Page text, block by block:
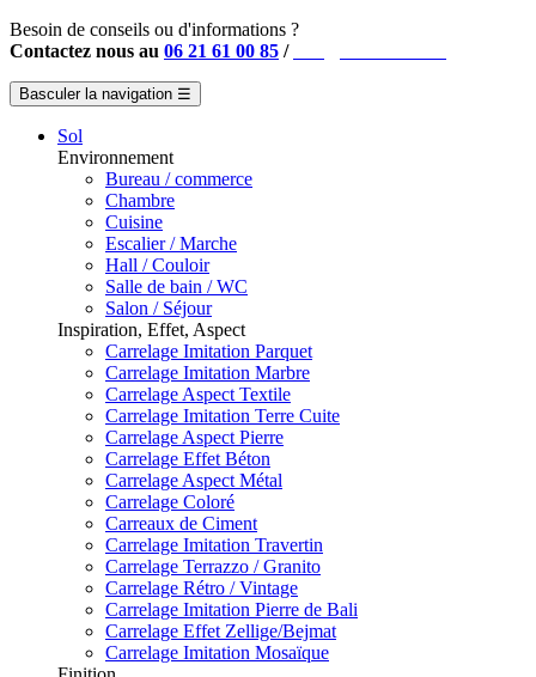
Besoin de conseils ou d'informations ?
Contactez nous au 06 21 61 00 85 /
Basculer la navigation ☰
Sol
Environnement
Bureau / commerce
Chambre
Cuisine
Escalier / Marche
Hall / Couloir
Salle de bain / WC
Salon / Séjour
Inspiration, Effet, Aspect
Carrelage Imitation Parquet
Carrelage Imitation Marbre
Carrelage Aspect Textile
Carrelage Imitation Terre Cuite
Carrelage Aspect Pierre
Carrelage Effet Béton
Carrelage Aspect Métal
Carrelage Coloré
Carreaux de Ciment
Carrelage Imitation Travertin
Carrelage Terrazzo / Granito
Carrelage Rétro / Vintage
Carrelage Imitation Pierre de Bali
Carrelage Effet Zellige/Bejmat
Carrelage Imitation Mosaïque